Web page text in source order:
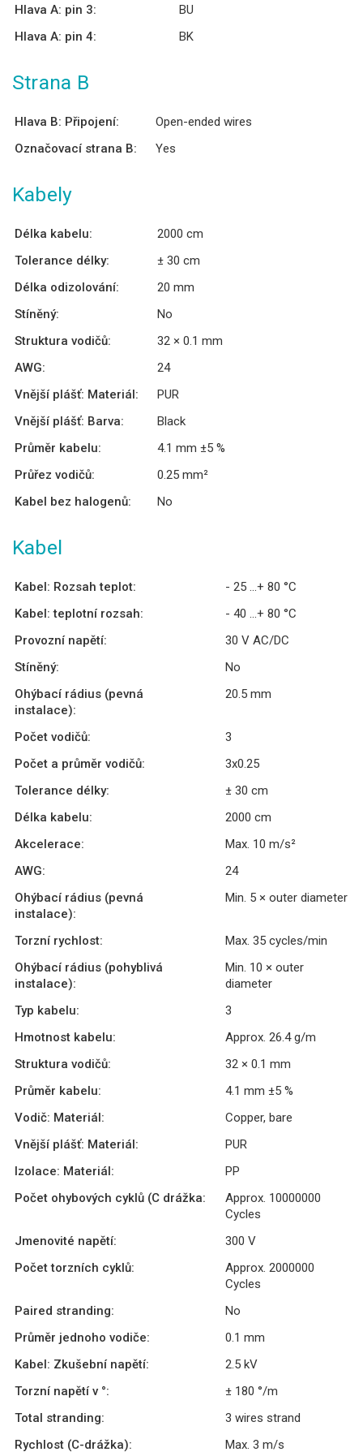
Hlava A: pin 3:
BU
Hlava A: pin 4:
BK
Strana B
Hlava B: Připojení:
Open-ended wires
Označovací strana B:
Yes
Kabely
Délka kabelu:
2000 cm
Tolerance délky:
± 30 cm
Délka odizolování:
20 mm
Stíněný:
No
Struktura vodičů:
32 × 0.1 mm
AWG:
24
Vnější plášť: Materiál:
PUR
Vnější plášť: Barva:
Black
Průměr kabelu:
4.1 mm ±5 %
Průřez vodičů:
0.25 mm²
Kabel bez halogenů:
No
Kabel
Kabel: Rozsah teplot:
- 25 ...+ 80 °C
Kabel: teplotní rozsah:
- 40 ...+ 80 °C
Provozní napětí:
30 V AC/DC
Stíněný:
No
Ohýbací rádius (pevná
instalace):
20.5 mm
Počet vodičů:
3
Počet a průměr vodičů:
3x0.25
Tolerance délky:
± 30 cm
Délka kabelu:
2000 cm
Akcelerace:
Max. 10 m/s²
AWG:
24
Ohýbací rádius (pevná
instalace):
Min. 5 × outer diameter
Torzní rychlost:
Max. 35 cycles/min
Ohýbací rádius (pohyblivá
instalace):
Min. 10 × outer
diameter
Typ kabelu:
3
Hmotnost kabelu:
Approx. 26.4 g/m
Struktura vodičů:
32 × 0.1 mm
Průměr kabelu:
4.1 mm ±5 %
Vodič: Materiál:
Copper, bare
Vnější plášť: Materiál:
PUR
Izolace: Materiál:
PP
Počet ohybových cyklů (C drážka:
Approx. 10000000
Cycles
Jmenovité napětí:
300 V
Počet torzních cyklů:
Approx. 2000000
Cycles
Paired stranding:
No
Průměr jednoho vodiče:
0.1 mm
Kabel: Zkušební napětí:
2.5 kV
Torzní napětí v °:
± 180 °/m
Total stranding:
3 wires strand
Rychlost (C-drážka):
Max. 3 m/s